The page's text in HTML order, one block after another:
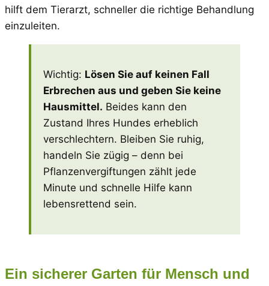
hilft dem Tierarzt, schneller die richtige Behandlung
einzuleiten.
Wichtig: Lösen Sie auf keinen Fall
Erbrechen aus und geben Sie keine
Hausmittel. Beides kann den
Zustand Ihres Hundes erheblich
verschlechtern. Bleiben Sie ruhig,
handeln Sie zügig – denn bei
Pflanzenvergiftungen zählt jede
Minute und schnelle Hilfe kann
lebensrettend sein.
Ein sicherer Garten für Mensch und